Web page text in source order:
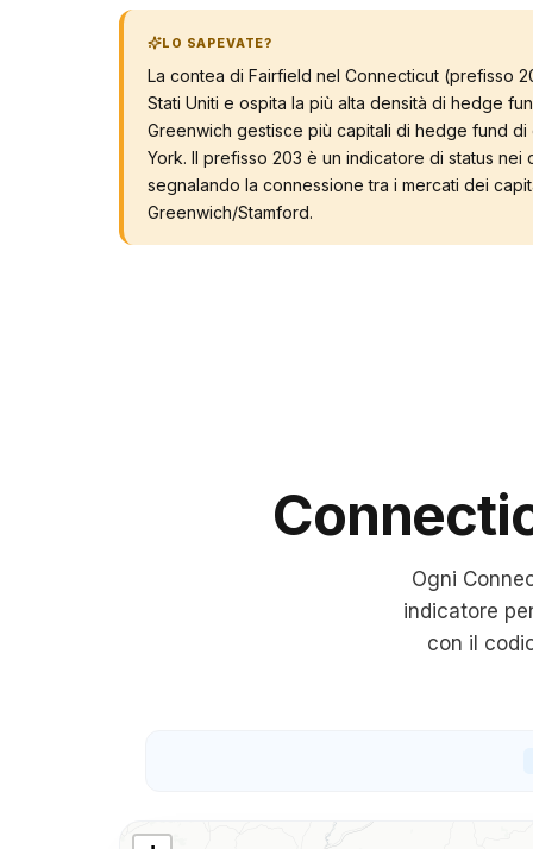
LO SAPEVATE?
La contea di Fairfield nel Connecticut (prefisso
Stati Uniti e ospita la più alta densità di hedge
Greenwich gestisce più capitali di hedge fund di
York. Il prefisso 203 è un indicatore di status nei
segnalando la connessione tra i mercati dei
Greenwich/Stamford.
Ogni
indicatore
con il